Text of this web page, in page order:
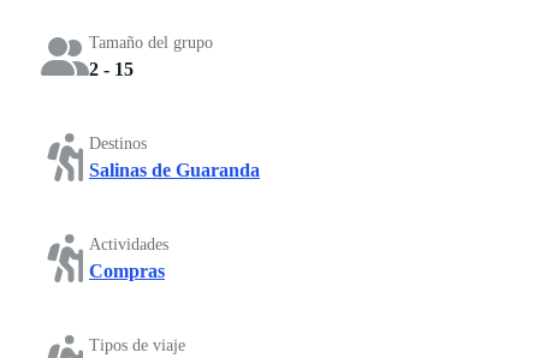
Tamaño del grupo
2 - 15
Destinos
Salinas de Guaranda
Actividades
Compras
Tipos de viaje